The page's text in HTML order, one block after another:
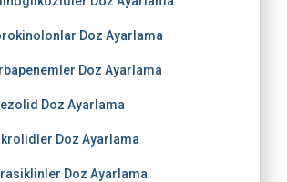
Doz Ayarlama
Doz Ayarlama
Doz Ayarlama
Doz Ayarlama
Doz Ayarlama